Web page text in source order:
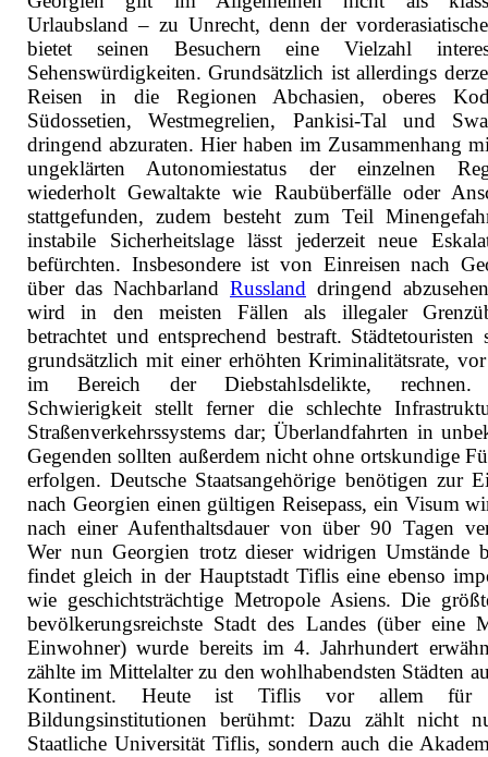
Urlaubsland – zu Unrecht, denn der
bietet seinen Besuchern eine Vielzahl
Sehenswürdigkeiten. Grundsätzlich ist allerdings
Reisen in die Regionen Abchasien, oberes
Südossetien, Westmegrelien, Pankisi-Tal und
dringend abzuraten. Hier haben im Zusammenhang
ungeklärten Autonomiestatus der einzelnen
wiederholt Gewaltakte wie Raubüberfälle oder
stattgefunden, zudem besteht zum Teil
instabile Sicherheitslage lässt jederzeit neue
befürchten. Insbesondere ist von Einreisen nach
über das Nachbarland Russland dringend
wird in den meisten Fällen als illegaler
betrachtet und entsprechend bestraft. Städtetouristen
grundsätzlich mit einer erhöhten Kriminalitätsrate,
im Bereich der Diebstahlsdelikte, rechnen.
Schwierigkeit stellt ferner die schlechte
Straßenverkehrssystems dar; Überlandfahrten in
Gegenden sollten außerdem nicht ohne ortskundige
erfolgen. Deutsche Staatsangehörige benötigen zur
nach Georgien einen gültigen Reisepass, ein Visum
nach einer Aufenthaltsdauer von über 90 Tagen
Wer nun Georgien trotz dieser widrigen Umstände
findet gleich in der Hauptstadt Tiflis eine ebenso
wie geschichtsträchtige Metropole Asiens. Die
bevölkerungsreichste Stadt des Landes (über eine
Einwohner) wurde bereits im 4. Jahrhundert
zählte im Mittelalter zu den wohlhabendsten Städten
Kontinent. Heute ist Tiflis vor allem für
Bildungsinstitutionen berühmt: Dazu zählt nicht
Staatliche Universität Tiflis, sondern auch die